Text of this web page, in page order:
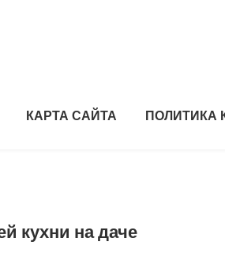
КАРТА САЙТА ПОЛИТИКА
кухни на даче